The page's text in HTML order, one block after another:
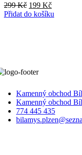
299Kč Původní
cena
199 KčAktuální
cena
Přidat do košíku
Kamenný obchod
Kamenný obchod
774 445 435